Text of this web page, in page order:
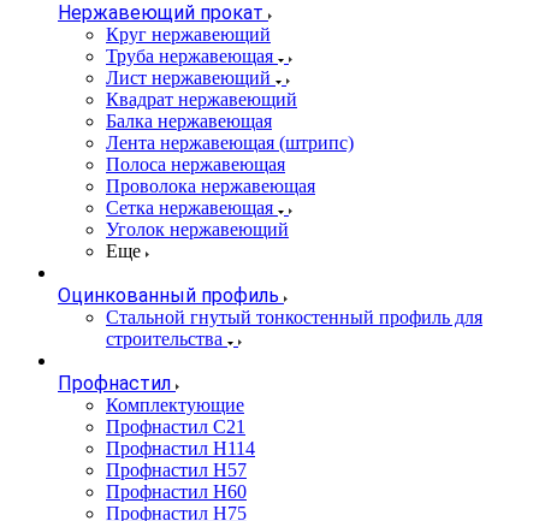
Нержавеющий прокат
Круг нержавеющий
Труба нержавеющая
Лист нержавеющий
Квадрат нержавеющий
Балка нержавеющая
Лента нержавеющая (штрипс)
Полоса нержавеющая
Проволока нержавеющая
Сетка нержавеющая
Уголок нержавеющий
Еще
Оцинкованный профиль
Стальной гнутый тонкостенный профиль для
строительства
Профнастил
Комплектующие
Профнастил C21
Профнастил Н114
Профнастил Н57
Профнастил Н60
Профнастил Н75